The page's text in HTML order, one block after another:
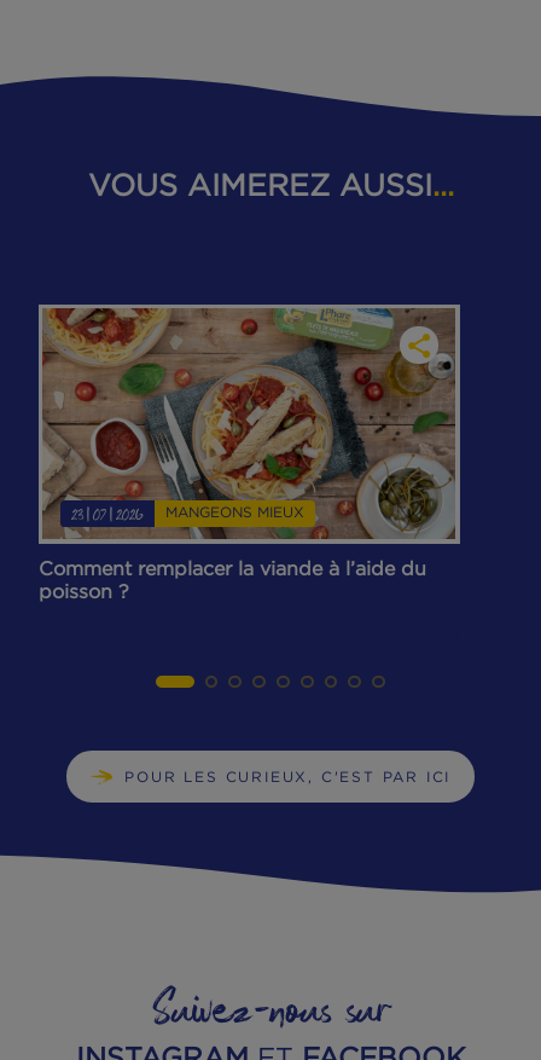
EN SAVOIR PLUS
Publié le 26 octobre 2021 à 11h59 - Mis à jour le 19 août